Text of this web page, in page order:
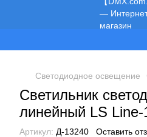
Светодиодное освещение
Светильник
линейный LS Line-
Артикул: Д-13240 Оставить